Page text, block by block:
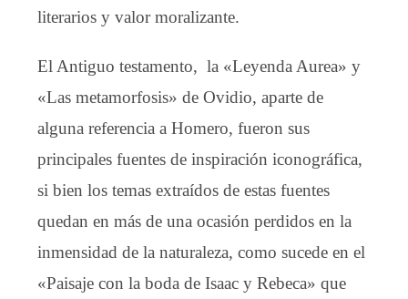
literarios y valor moralizante.
El Antiguo testamento, la «Leyenda Aurea» y
«Las metamorfosis» de Ovidio, aparte de
alguna referencia a Homero, fueron sus
principales fuentes de inspiración iconográfica,
si bien los temas extraídos de estas fuentes
quedan en más de una ocasión perdidos en la
inmensidad de la naturaleza, como sucede en el
«Paisaje con la boda de Isaac y Rebeca» que